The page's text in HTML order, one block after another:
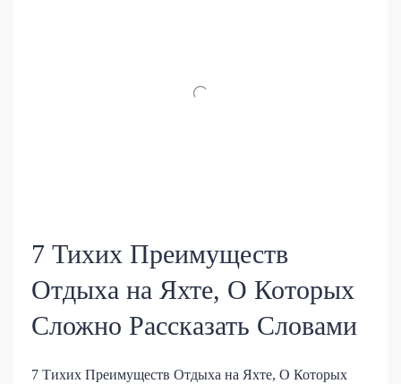
7 Тихих Преимуществ
Отдыха на Яхте, О Которых
Сложно Рассказать Словами
7 Тихих Преимуществ Отдыха на Яхте, О Которых